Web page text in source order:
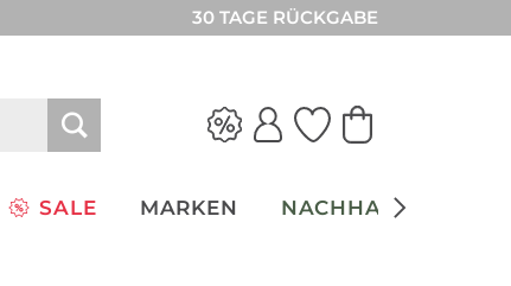
30 TAGE RÜCKGABE
SALE MARKEN NACHHALTIGKEIT